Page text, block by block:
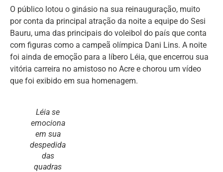
O público lotou o ginásio na sua reinauguração, muito
por conta da principal atração da noite a equipe do Sesi
Bauru, uma das principais do voleibol do país que conta
com figuras como a campeã olímpica Dani Lins. A noite
foi ainda de emoção para a líbero Léia, que encerrou sua
vitória carreira no amistoso no Acre e chorou um vídeo
que foi exibido em sua homenagem.
Léia se
emociona
em sua
despedida
das
quadras